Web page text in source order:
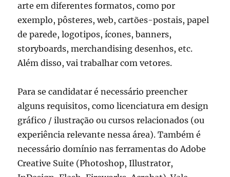
arte em diferentes formatos, como por
exemplo, pôsteres, web, cartões-postais, papel
de parede, logotipos, ícones, banners,
storyboards, merchandising desenhos, etc.
Além disso, vai trabalhar com vetores.
Para se candidatar é necessário preencher
alguns requisitos, como licenciatura em design
gráfico / ilustração ou cursos relacionados (ou
experiência relevante nessa área). Também é
necessário domínio nas ferramentas do Adobe
Creative Suite (Photoshop, Illustrator,